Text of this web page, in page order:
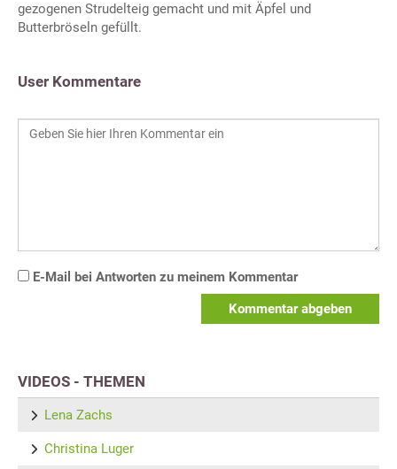
gezogenen Strudelteig gemacht und mit Äpfel und
Butterbröseln gefüllt.
User Kommentare
E-Mail bei Antworten zu meinem Kommentar
Kommentar abgeben
VIDEOS - THEMEN
Lena Zachs
Christina Luger